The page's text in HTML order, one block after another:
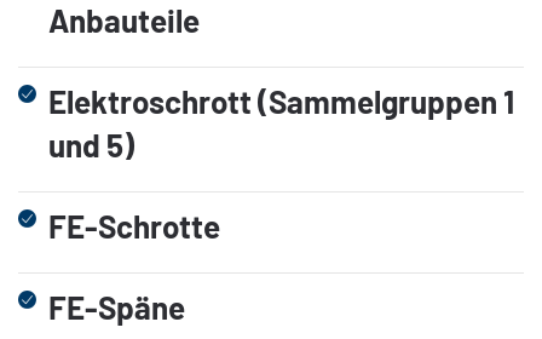
Anbauteile
Elektroschrott (Sammelgruppen 1
und 5)
FE-Schrotte
FE-Späne